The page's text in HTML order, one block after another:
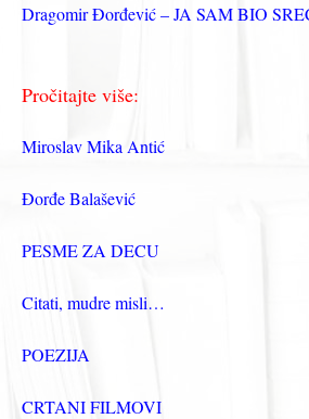
Dragomir Đorđević – JA SAM BIO
Pročitajte više:
Miroslav Mika Antić
Đorđe Balašević
PESME ZA DECU
Citati, mudre misli…
POEZIJA
CRTANI FILMOVI